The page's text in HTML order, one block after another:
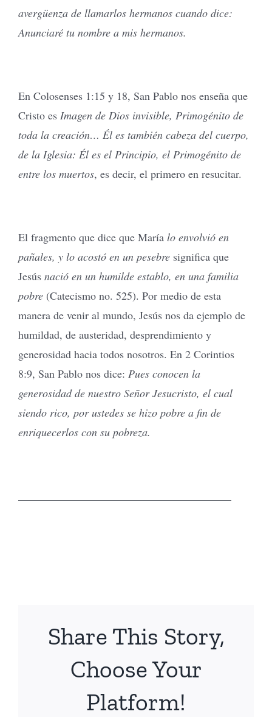
avergüenza de llamarlos hermanos cuando dice:
Anunciaré tu nombre a mis hermanos.
En Colosenses 1:15 y 18, San Pablo nos enseña que
Cristo es Imagen de Dios invisible, Primogénito de
toda la creación… Él es también cabeza del cuerpo,
de la Iglesia: Él es el Principio, el Primogénito de
entre los muertos, es decir, el primero en resucitar.
El fragmento que dice que María lo envolvió en
pañales, y lo acostó en un pesebre significa que
Jesús nació en un humilde establo, en una familia
pobre (Catecismo no. 525). Por medio de esta
manera de venir al mundo, Jesús nos da ejemplo de
humildad, de austeridad, desprendimiento y
generosidad hacia todos nosotros. En 2 Corintios
8:9, San Pablo nos dice: Pues conocen la
generosidad de nuestro Señor Jesucristo, el cual
siendo rico, por ustedes se hizo pobre a fin de
enriquecerlos con su pobreza.
Share This Story,
Choose Your
Platform!